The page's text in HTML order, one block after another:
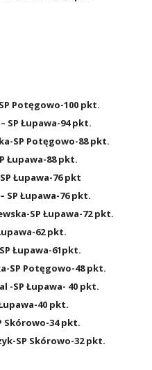
Potęgowo-100 pkt.
SP Łupawa-94 pkt.
SP Potęgowo-88 pkt.
Łupawa-88 pkt.
Łupawa-76 pkt
SP Łupawa-76 pkt.
SP Łupawa-72 pkt.
62 pkt.
Łupawa-61pkt.
SP Potęgowo-48 pkt.
-SP Łupawa- 40 pkt.
40 pkt.
Skórowo-34 pkt.
SP Skórowo-32 pkt.